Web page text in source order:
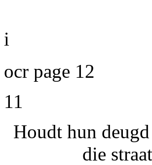
i
ocr page 12
11
Houdt hun
die